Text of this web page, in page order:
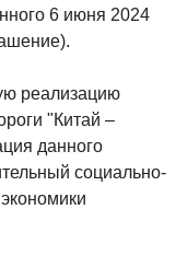
6 июня 2024
реализацию
"Китай –
данного
социально-